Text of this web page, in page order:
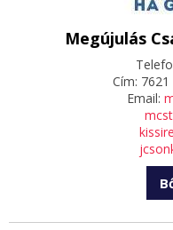
Megújulás
Cím:
Email: